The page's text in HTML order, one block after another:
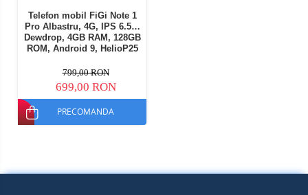
Telefon mobil FiGi Note 1
Pro Albastru, 4G, IPS 6.53"
Dewdrop, 4GB RAM, 128GB
ROM, Android 9, HelioP25
SIM
799,00 RON
699,00 RON
PRECOMANDA